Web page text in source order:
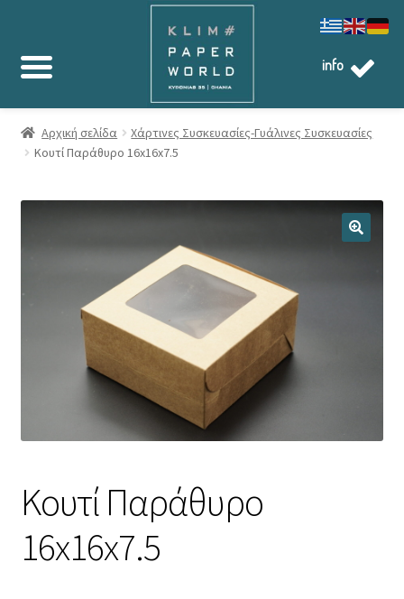
Αρχική σελίδα
Χάρτινες Συσκευασίες-Γυάλινες Συσκευασίες
Κουτί Παράθυρο 16x16x7.5
Κουτί Παράθυρο
16x16x7.5
info